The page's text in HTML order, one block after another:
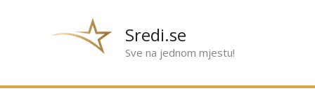
Sredi.se
Sve na jednom mjestu!